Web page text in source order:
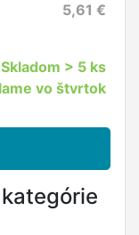
5,61 €
Skladom > 5 ks
vo štvrtok